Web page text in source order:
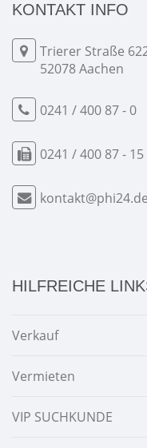
KONTAKT INFO
Trierer Straße
52078 Aachen
0241 / 400 87 - 0
0241 / 400 87 - 15
kontakt@phi24.de
HILFREICHE
Verkauf
Vermieten
VIP SUCHKUNDE